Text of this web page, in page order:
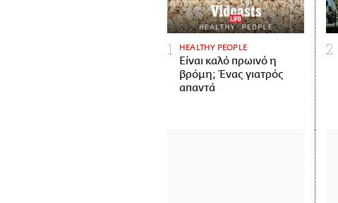
HEALTHY PEOPLE
Είναι καλό πρωινό η
βρόμη; Ένας γιατρός
απαντά